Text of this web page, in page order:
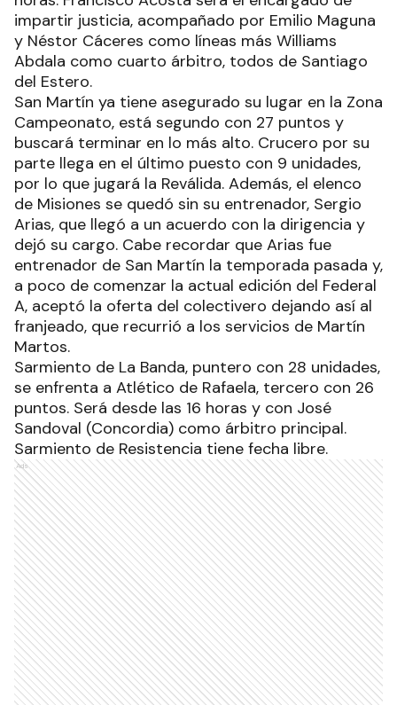
impartir justicia, acompañado por Emilio Maguna
y Néstor Cáceres como líneas más Williams
Abdala como cuarto árbitro, todos de Santiago
del Estero.
San Martín ya tiene asegurado su lugar en la Zona
Campeonato, está segundo con 27 puntos y
buscará terminar en lo más alto. Crucero por su
parte llega en el último puesto con 9 unidades,
por lo que jugará la Reválida. Además, el elenco
de Misiones se quedó sin su entrenador, Sergio
Arias, que llegó a un acuerdo con la dirigencia y
dejó su cargo. Cabe recordar que Arias fue
entrenador de San Martín la temporada pasada y,
a poco de comenzar la actual edición del Federal
A, aceptó la oferta del colectivero dejando así al
franjeado, que recurrió a los servicios de Martín
Martos.
Sarmiento de La Banda, puntero con 28 unidades,
se enfrenta a Atlético de Rafaela, tercero con 26
puntos. Será desde las 16 horas y con José
Sandoval (Concordia) como árbitro principal.
Sarmiento de Resistencia tiene fecha libre.
Ads